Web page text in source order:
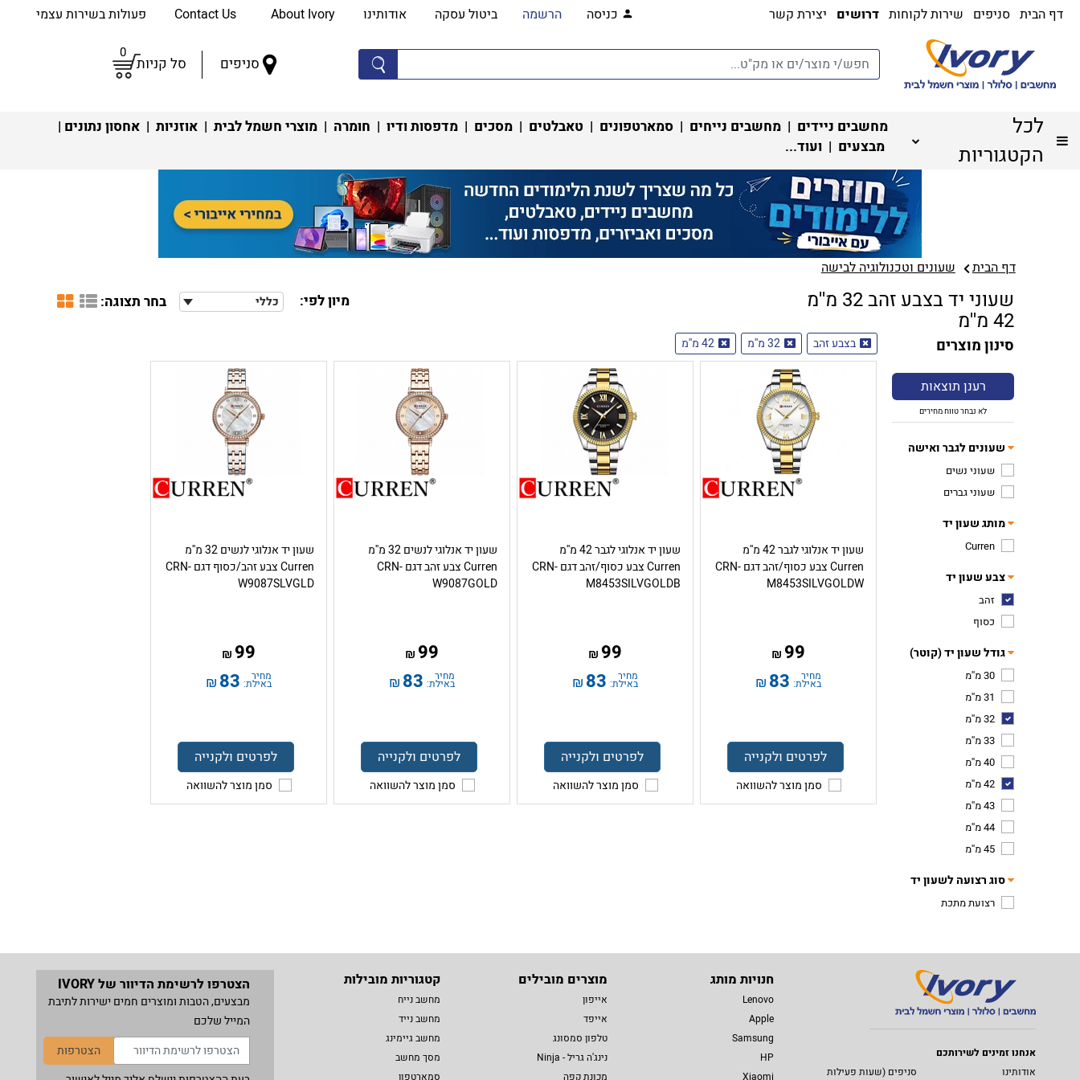
דף הבית סניפים שירות לקוחות דרושים יצירת קשר כניסה הרשמה ביטול עסקה אודותינו About Ivory פעולות בשירות עצמי
סניפים סל קניות
0
לכל
הקטגוריות
מחשבים ניידים | מחשבים נייחים | סמארטפונים | טאבלטים | מסכים | מדפסות ודיו | חומרה | מוצרי חשמל לבית | אוזניות | אחסון נתונים |
מבצעים | ועוד...
דף הבית שעונים וטכנולוגיה לבישה
שעוני יד בצבע זהב 32 מ''מ
42 מ''מ
מיון לפי: כללי בחר תצוגה:
סינון מוצרים
רענן תוצאות
לא נבחר טווח מחירים
שעונים לגבר ואישה
שעוני נשים
שעוני גברים
מותג שעון יד
Curren
צבע שעון יד
זהב
כסוף
גודל שעון יד (קוטר)
30 מ''מ
31 מ''מ
32 מ''מ
33 מ''מ
40 מ''מ
42 מ''מ
43 מ''מ
44 מ''מ
45 מ''מ
סוג רצועה לשעון יד
רצועת מתכת
בצבע זהב 32 מ''מ 42 מ''מ
שעון יד אנלוגי לגבר 42 מ''מ
Curren צבע כסוף/זהב דגם CRN-
M8453SILVGOLDW
99
₪
מחיר
באילת: 83
₪
לפרטים ולקנייה
סמן מוצר להשוואה
שעון יד אנלוגי לגבר 42 מ''מ
Curren צבע כסוף/זהב דגם CRN-
M8453SILVGOLDB
99
₪
מחיר
באילת: 83
₪
לפרטים ולקנייה
סמן מוצר להשוואה
שעון יד אנלוגי לנשים 32 מ''מ
Curren צבע זהב דגם CRN-
W9087GOLD
99
₪
מחיר
באילת: 83
₪
לפרטים ולקנייה
סמן מוצר להשוואה
שעון יד אנלוגי לנשים 32 מ''מ
Curren צבע זהב/כסוף דגם CRN-
W9087SLVGLD
99
₪
מחיר
באילת: 83
₪
לפרטים ולקנייה
סמן מוצר להשוואה
אנחנו זמינים לשירותכם
אודותינו
סניפים (שעות פעילות
חנויות מותג
Lenovo
Apple
Samsung
HP
Xiaomi
מוצרים מובילים
אייפון
אייפד
טלפון סמסונג
נינג'ה גריל - Ninja
מכונת קפה
קטגוריות מובילות
מחשב נייח
מחשב נייד
מחשב גיימינג
מסך מחשב
סמארטפון
הצטרפו לרשימת הדיוור של IVORY
מבצעים, הטבות ומוצרים חמים ישירות לתיבת
המייל שלכם
הצטרפות